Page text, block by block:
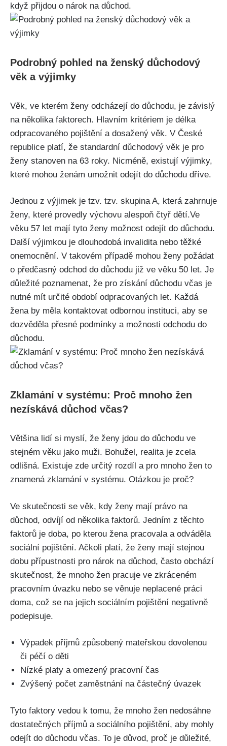
když přijdou o nárok na důchod.
Podrobný pohled na ženský důchodový
věk a výjimky
Věk, ve kterém ženy odcházejí do důchodu, je závislý
na několika faktorech. Hlavním kritériem je délka
odpracovaného pojištění a dosažený věk. V České
republice platí, že standardní důchodový věk je pro
ženy stanoven na 63 roky. Nicméně, existují výjimky,
které mohou ženám umožnit odejít do důchodu dříve.
Jednou z výjimek je tzv. tzv. skupina A, která zahrnuje
ženy, které provedly výchovu alespoň čtyř dětí.Ve
věku 57 let mají tyto ženy možnost odejít do důchodu.
Další výjimkou je dlouhodobá invalidita nebo těžké
onemocnění. V takovém případě mohou ženy požádat
o předčasný odchod do důchodu již ve věku 50 let. Je
důležité poznamenat, že pro získání důchodu včas je
nutné mít určité období odpracovaných let. Každá
žena by měla kontaktovat odbornou instituci, aby se
dozvěděla přesné podmínky a možnosti odchodu do
důchodu.
Zklamání v systému: Proč mnoho žen
nezískává důchod včas?
Většina lidí si myslí, že ženy jdou do důchodu ve
stejném věku jako muži. Bohužel, realita je zcela
odlišná. Existuje zde určitý rozdíl a pro mnoho žen to
znamená zklamání v systému. Otázkou je proč?
Ve skutečnosti se věk, kdy ženy mají právo na
důchod, odvíjí od několika faktorů. Jedním z těchto
faktorů je doba, po kterou žena pracovala a odváděla
sociální pojištění. Ačkoli platí, že ženy mají stejnou
dobu přípustnosti pro nárok na důchod, často obchází
skutečnost, že mnoho žen pracuje ve zkráceném
pracovním úvazku nebo se věnuje neplacené práci
doma, což se na jejich sociálním pojištění negativně
podepisuje.
Výpadek příjmů způsobený mateřskou dovolenou
či péčí o děti
Nízké platy a omezený pracovní čas
Zvýšený počet zaměstnání na částečný úvazek
Tyto faktory vedou k tomu, že mnoho žen nedosáhne
dostatečných příjmů a sociálního pojištění, aby mohly
odejít do důchodu včas. To je důvod, proč je důležité,